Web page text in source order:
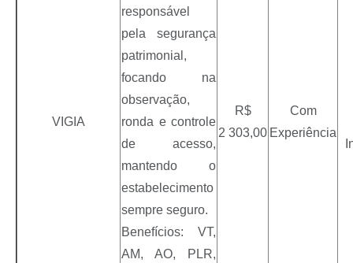
VIGIA
responsável
pela segurança
patrimonial,
focando na
observação,
ronda e controle
de acesso,
mantendo o
estabelecimento
sempre seguro.
Benefícios: VT,
AM, AO, PLR,
R$
2 303,00
Com
Experiência